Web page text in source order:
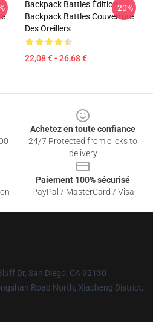
Backpack Battles Édition
Backpack Battles Couverture
Des Oreillers
22,08 € - 26,68 €
-20%
Achetez en toute confiance
24/7 Protected from clicks to
delivery
Paiement 100% sécurisé
PayPal / MasterCard / Visa
Dr, San Diego, CA 92130
Road North, Xiacheng District,